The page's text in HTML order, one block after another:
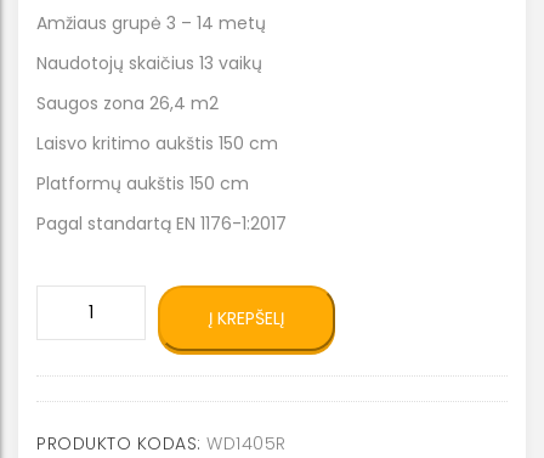
Amžiaus grupė 3 – 14 metų
Naudotojų skaičius 13 vaikų
Saugos zona 26,4 m2
Laisvo kritimo aukštis 150 cm
Platformų aukštis 150 cm
Pagal standartą EN 1176-1:2017
kompleksinė
lauko
Į KREPŠELĮ
PRODUKTO KODAS: WD1405R